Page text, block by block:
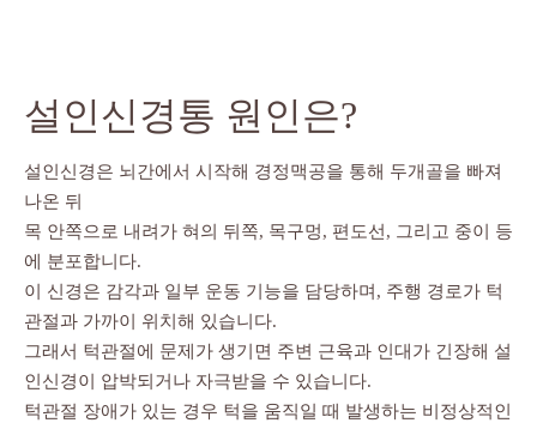
설인신경통 원인은?
설인신경은 뇌간에서 시작해 경정맥공을 통해 두개골을 빠져
나온 뒤
목 안쪽으로 내려가 혀의 뒤쪽, 목구멍, 편도선, 그리고 중이 등
에 분포합니다.
이 신경은 감각과 일부 운동 기능을 담당하며, 주행 경로가 턱
관절과 가까이 위치해 있습니다.
그래서 턱관절에 문제가 생기면 주변 근육과 인대가 긴장해 설
인신경이 압박되거나 자극받을 수 있습니다.
턱관절 장애가 있는 경우 턱을 움직일 때 발생하는 비정상적인